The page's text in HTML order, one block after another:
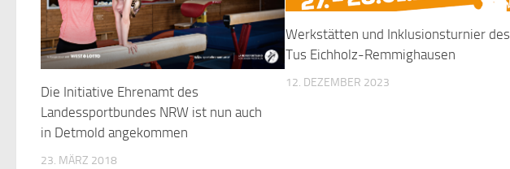
Die Initiative Ehrenamt des
Landessportbundes NRW ist nun auch
in Detmold angekommen
23. MÄRZ 2018
Werkstätten und Inklusionsturnier des
Tus Eichholz-Remmighausen
12. DEZEMBER 2023